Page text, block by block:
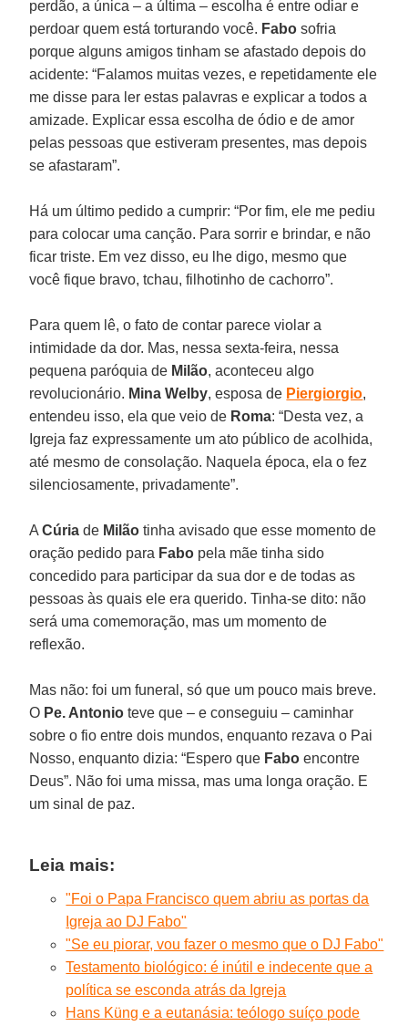
perdão, a única – a última – escolha é entre odiar e
perdoar quem está torturando você. Fabo sofria
porque alguns amigos tinham se afastado depois do
acidente: “Falamos muitas vezes, e repetidamente ele
me disse para ler estas palavras e explicar a todos a
amizade. Explicar essa escolha de ódio e de amor
pelas pessoas que estiveram presentes, mas depois
se afastaram”.
Há um último pedido a cumprir: “Por fim, ele me pediu
para colocar uma canção. Para sorrir e brindar, e não
ficar triste. Em vez disso, eu lhe digo, mesmo que
você fique bravo, tchau, filhotinho de cachorro”.
Para quem lê, o fato de contar parece violar a
intimidade da dor. Mas, nessa sexta-feira, nessa
pequena paróquia de Milão, aconteceu algo
revolucionário. Mina Welby, esposa de Piergiorgio,
entendeu isso, ela que veio de Roma: “Desta vez, a
Igreja faz expressamente um ato público de acolhida,
até mesmo de consolação. Naquela época, ela o fez
silenciosamente, privadamente”.
ACúria de Milão tinha avisado que esse momento de
oração pedido para Fabo pela mãe tinha sido
concedido para participar da sua dor e de todas as
pessoas às quais ele era querido. Tinha-se dito: não
será uma comemoração, mas um momento de
reflexão.
Mas não: foi um funeral, só que um pouco mais breve.
O Pe. Antonio teve que – e conseguiu – caminhar
sobre o fio entre dois mundos, enquanto rezava o Pai
Nosso, enquanto dizia: “Espero que Fabo encontre
Deus”. Não foi uma missa, mas uma longa oração. E
um sinal de paz.
Leia mais:
"Foi o Papa Francisco quem abriu as portas da
Igreja ao DJ Fabo"
"Se eu piorar, vou fazer o mesmo que o DJ Fabo"
Testamento biológico: é inútil e indecente que a
política se esconda atrás da Igreja
Hans Küng e a eutanásia: teólogo suíço pode